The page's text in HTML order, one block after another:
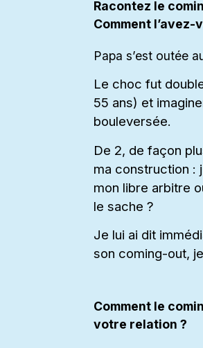
Racontez le
Comment l’avez-
Papa s’est outée
Le choc fut
55 ans) et
bouleversée.
De 2, de façon
ma construction :
mon libre arbitre
le sache ?
Je lui ai dit
son coming-out,
Comment le
votre relation ?